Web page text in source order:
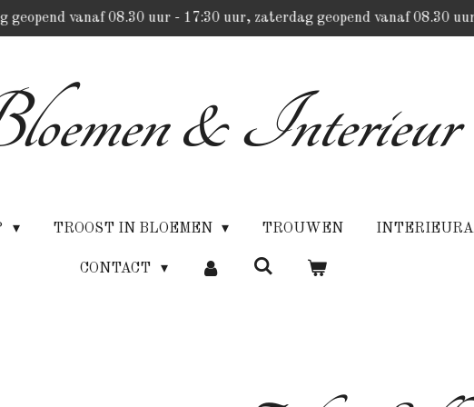
geopend vanaf 08.30 uur - 17:30 uur, zaterdag geopend vanaf 08.30
& Interieur
TROOST IN BLOEMEN TROUWEN
CONTACT